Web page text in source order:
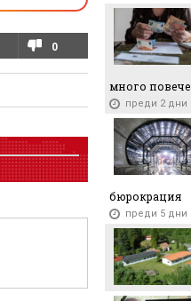
0
много повече
преди 2 дни
бюрокрация
преди 5 дни